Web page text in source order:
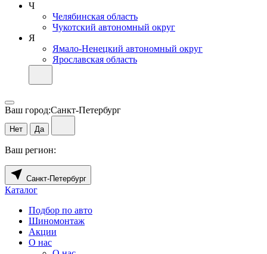
Ч
Челябинская область
Чукотский автономный округ
Я
Ямало-Ненецкий автономный округ
Ярославская область
Ваш город:Санкт-Петербург
Нет Да
Ваш регион:
Санкт-Петербург
Каталог
Подбор по авто
Шиномонтаж
Акции
О нас